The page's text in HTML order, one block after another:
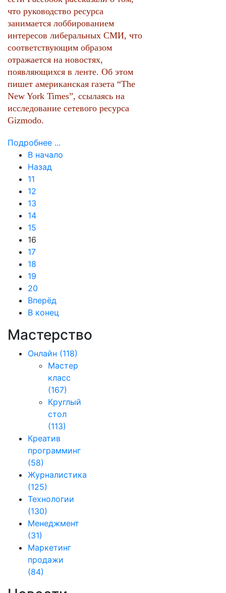
что руководство ресурса
занимается лоббированием
интересов либеральных СМИ, что
соответствующим образом
отражается на новостях,
появляющихся в ленте. Об этом
пишет американская газета “The
New York Times”, ссылаясь на
исследование сетевого ресурса
Gizmodo.
Подробнее ...
В начало
Назад
11
12
13
14
15
16
17
18
19
20
Вперёд
В конец
Мастерство
Онлайн (118)
Мастер
класс
(167)
Круглый
стол
(113)
Креатив
программинг
(58)
Журналистика
(125)
Технологии
(130)
Менеджмент
(31)
Маркетинг
продажи
(84)